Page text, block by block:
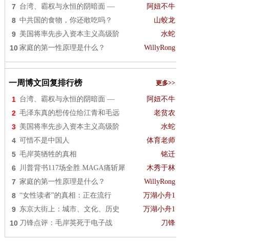
7 台湾、霸权与永恒的阴暗面 — 阿妞不牛
8 中共国的食物，你还敢吃吗？ 山蛟龙
9 美国将率先步入资本主义高级阶 水蛇
10 家庭的第一性原理是什么？ WillyRong
一周博文回复排行榜 更多>>
1 台湾、霸权与永恒的阴暗面 — 阿妞不牛
2 毛泽东真的想传位给江青和毛远 老贫农
3 美国将率先步入资本主义高级阶 水蛇
4 可惜不是中国人 体育老师
5 毛岸英牺牲的真相 铭迁
6 川普背书117场全胜.MAGA痛斩犀 木秀于林
7 家庭的第一性原理是什么？ WillyRong
8 “女性读者”的真相：正在流行 万湖小舟1
9 东京大街上：城市、文化、历史 万湖小舟1
10 刀锋点评：毛岸英死于电子战 刀锋